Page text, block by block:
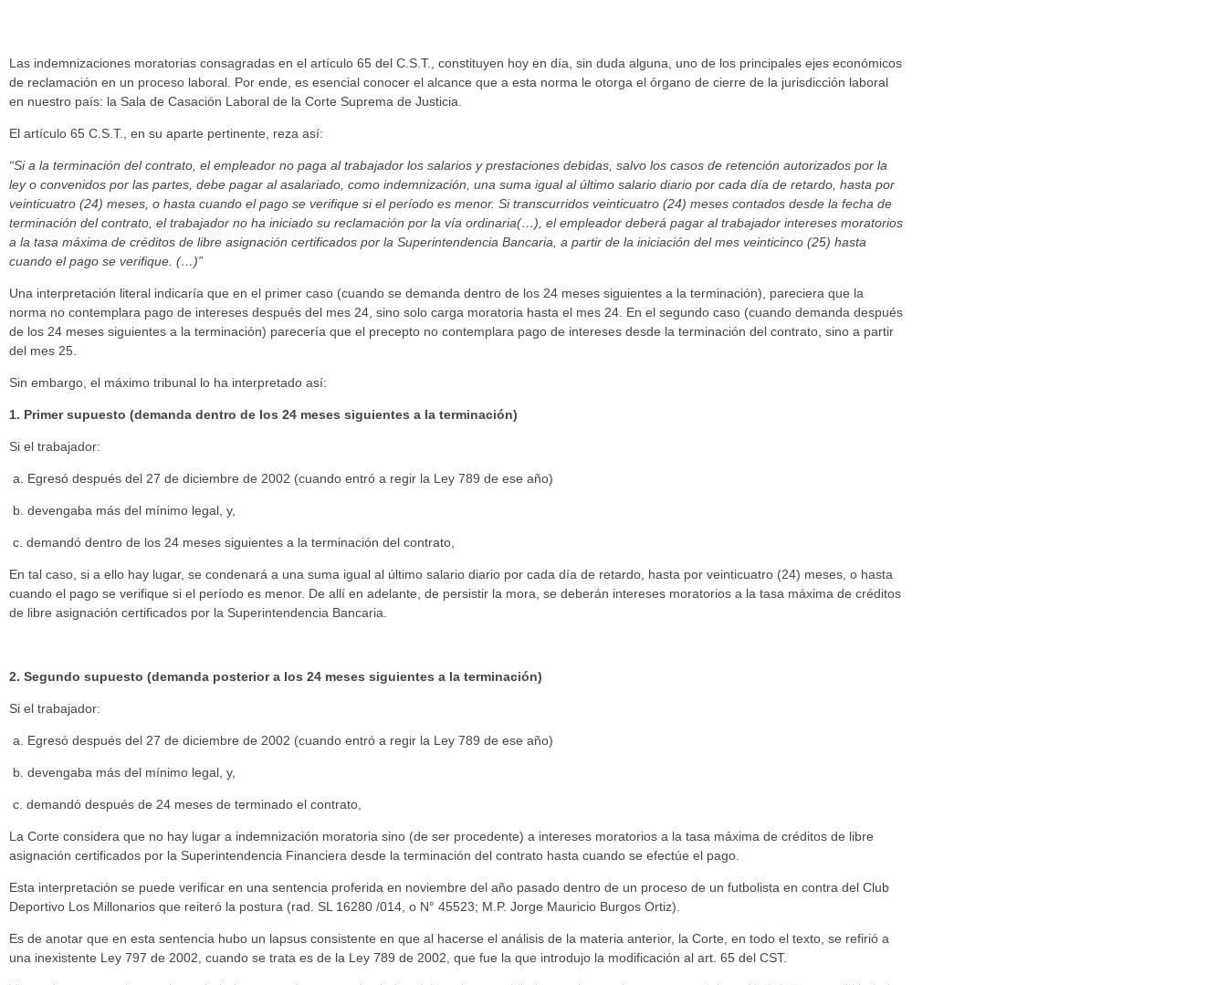
Las indemnizaciones moratorias consagradas en el artículo 65 del C.S.T., constituyen hoy en día, sin duda alguna, uno de los principales ejes económicos
de reclamación en un proceso laboral. Por ende, es esencial conocer el alcance que a esta norma le otorga el órgano de cierre de la jurisdicción laboral
en nuestro país: la Sala de Casación Laboral de la Corte Suprema de Justicia.
El artículo 65 C.S.T., en su aparte pertinente, reza así:
“Si a la terminación del contrato, el empleador no paga al trabajador los salarios y prestaciones debidas, salvo los casos de retención autorizados por la
ley o convenidos por las partes, debe pagar al asalariado, como indemnización, una suma igual al último salario diario por cada día de retardo, hasta por
veinticuatro (24) meses, o hasta cuando el pago se verifique si el período es menor. Si transcurridos veinticuatro (24) meses contados desde la fecha de
terminación del contrato, el trabajador no ha iniciado su reclamación por la vía ordinaria(…), el empleador deberá pagar al trabajador intereses moratorios
a la tasa máxima de créditos de libre asignación certificados por la Superintendencia Bancaria, a partir de la iniciación del mes veinticinco (25) hasta
cuando el pago se verifique. (…)”
Una interpretación literal indicaría que en el primer caso (cuando se demanda dentro de los 24 meses siguientes a la terminación), pareciera que la
norma no contemplara pago de intereses después del mes 24, sino solo carga moratoria hasta el mes 24. En el segundo caso (cuando demanda después
de los 24 meses siguientes a la terminación) parecería que el precepto no contemplara pago de intereses desde la terminación del contrato, sino a partir
del mes 25.
Sin embargo, el máximo tribunal lo ha interpretado así:
1. Primer supuesto (demanda dentro de los 24 meses siguientes a la terminación)
Si el trabajador:
a. Egresó después del 27 de diciembre de 2002 (cuando entró a regir la Ley 789 de ese año)
b. devengaba más del mínimo legal, y,
c. demandó dentro de los 24 meses siguientes a la terminación del contrato,
En tal caso, si a ello hay lugar, se condenará a una suma igual al último salario diario por cada día de retardo, hasta por veinticuatro (24) meses, o hasta
cuando el pago se verifique si el período es menor. De allí en adelante, de persistir la mora, se deberán intereses moratorios a la tasa máxima de créditos
de libre asignación certificados por la Superintendencia Bancaria.
2. Segundo supuesto (demanda posterior a los 24 meses siguientes a la terminación)
Si el trabajador:
a. Egresó después del 27 de diciembre de 2002 (cuando entró a regir la Ley 789 de ese año)
b. devengaba más del mínimo legal, y,
c. demandó después de 24 meses de terminado el contrato,
La Corte considera que no hay lugar a indemnización moratoria sino (de ser procedente) a intereses moratorios a la tasa máxima de créditos de libre
asignación certificados por la Superintendencia Financiera desde la terminación del contrato hasta cuando se efectúe el pago.
Esta interpretación se puede verificar en una sentencia proferida en noviembre del año pasado dentro de un proceso de un futbolista en contra del Club
Deportivo Los Millonarios que reiteró la postura (rad. SL 16280 /014, o N° 45523; M.P. Jorge Mauricio Burgos Ortiz).
Es de anotar que en esta sentencia hubo un lapsus consistente en que al hacerse el análisis de la materia anterior, la Corte, en todo el texto, se refirió a
una inexistente Ley 797 de 2002, cuando se trata es de la Ley 789 de 2002, que fue la que introdujo la modificación al art. 65 del CST.